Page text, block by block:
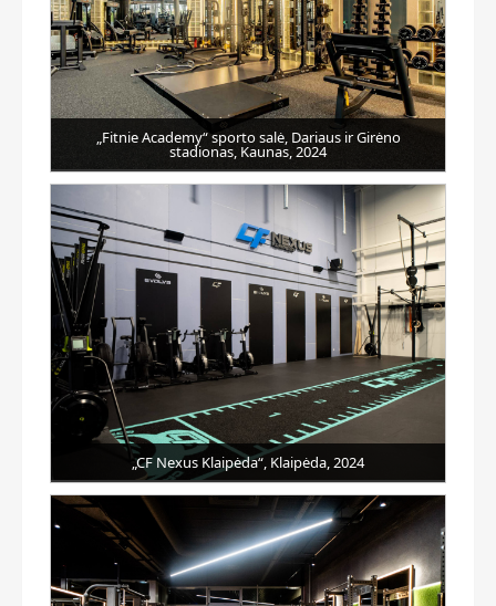
„Fitnie Academy“ sporto salė, Dariaus ir Girėno
stadionas, Kaunas, 2024
„CF Nexus Klaipėda“, Klaipėda, 2024